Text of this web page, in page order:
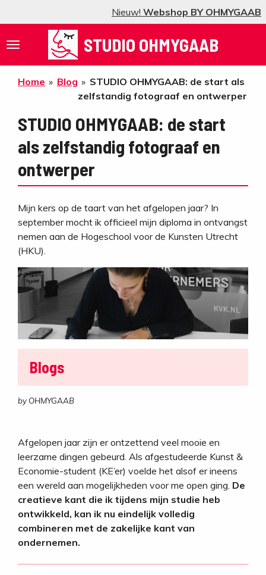
Nieuw! Webshop BY OHMYGAAB
direct
naar
STUDIO OHMYGAAB
Home » Blog » STUDIO OHMYGAAB: de start als
zelfstandig fotograaf en ontwerper
STUDIO OHMYGAAB: de start
als zelfstandig fotograaf en
ontwerper
Mijn kers op de taart van het afgelopen jaar? In
september mocht ik officieel mijn diploma in ontvangst
nemen aan de Hogeschool voor de Kunsten Utrecht
(HKU).
Blogs
by OHMYGAAB
Afgelopen jaar zijn er ontzettend veel mooie en
leerzame dingen gebeurd. Als afgestudeerde Kunst &
Economie-student (KE’er) voelde het alsof er ineens
een wereld aan mogelijkheden voor me open ging. De
creatieve kant die ik tijdens mijn studie heb
ontwikkeld, kan ik nu eindelijk volledig
combineren met de zakelijke kant van
ondernemen.